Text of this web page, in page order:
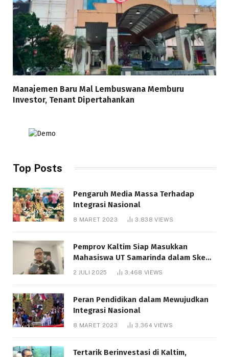
Manajemen Baru Mal Lembuswana Memburu
Investor, Tenant Dipertahankan
Top Posts
Pengaruh Media Massa Terhadap
Integrasi Nasional
8 MARET 2023 3,838VIEWS
Pemprov Kaltim Siap Masukkan
Mahasiswa UT Samarinda dalam Skema
Bantuan Pendidikan Gratispol
2 JULI 2025 3,468 VIEWS
Peran Pendidikan dalam Mewujudkan
Integrasi Nasional
8 MARET 2023 3,364VIEWS
Tertarik Berinvestasi di Kaltim,